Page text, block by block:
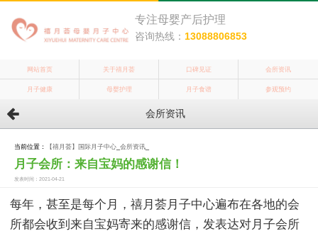
专注母婴产后护理
咨询热线： 13088806853
网站首页 关于禧月荟 口碑见证 会所资讯
月子健康 母婴护理 月子食谱 参观预约
会所资讯
当前位置： 【禧月荟】国际月子中心 会所资讯
月子会所：来自宝妈的感谢信！
发表时间：2021-04-21
每年，甚至是每个月，禧月荟月子中心遍布在各地的会
所都会收到来自宝妈寄来的感谢信，发表达对月子会所